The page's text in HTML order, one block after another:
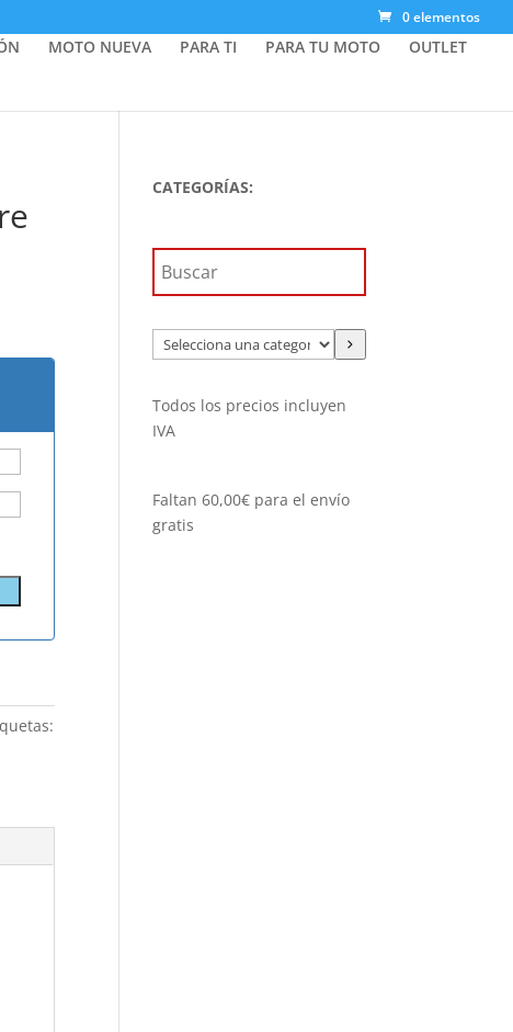
0 elementos
MOTO NUEVA PARA TI PARA TU MOTO OUTLET
CATEGORÍAS:
Selecciona
una
Todos los precios incluyen
IVA
Faltan60,00€ para el envío
gratis